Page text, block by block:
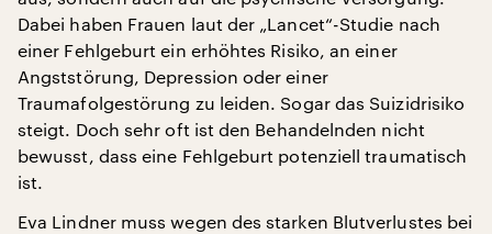
Dabei haben Frauen laut der „Lancet“-Studie nach
einer Fehlgeburt ein erhöhtes Risiko, an einer
Angststörung, Depression oder einer
Traumafolgestörung zu leiden. Sogar das Suizidrisiko
steigt. Doch sehr oft ist den Behandelnden nicht
bewusst, dass eine Fehlgeburt potenziell traumatisch
ist.
Eva Lindner muss wegen des starken Blutverlustes bei